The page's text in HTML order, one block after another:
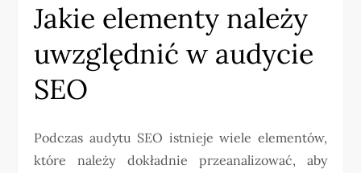
Jakie elementy należy
uwzględnić w audycie
SEO
Podczas audytu SEO istnieje wiele elementów,
które należy dokładnie przeanalizować, aby